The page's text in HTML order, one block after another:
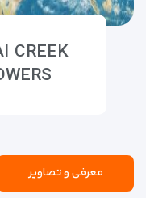
CREEK
معرفی و تصاویر